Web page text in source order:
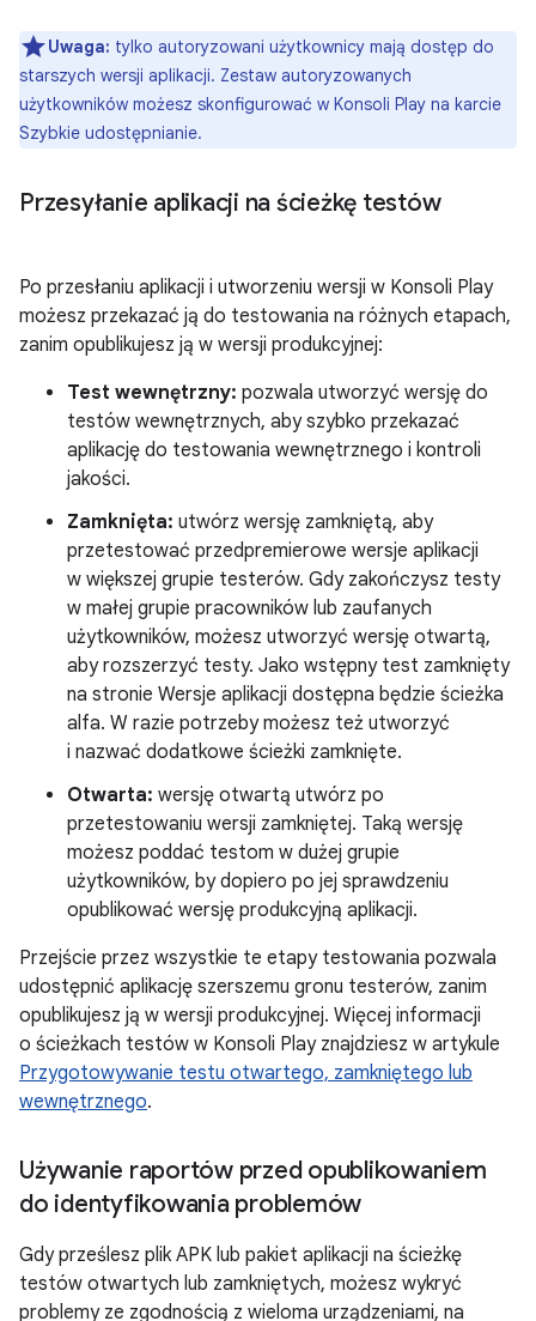
Uwaga: tylko autoryzowani użytkownicy mają dostęp do
starszych wersji aplikacji. Zestaw autoryzowanych
użytkowników możesz skonfigurować w Konsoli Play na karcie
Szybkie udostępnianie.
Przesyłanie aplikacji na ścieżkę testów
Po przesłaniu aplikacji i utworzeniu wersji w Konsoli Play
możesz przekazać ją do testowania na różnych etapach,
zanim opublikujesz ją w wersji produkcyjnej:
Test wewnętrzny: pozwala utworzyć wersję do
testów wewnętrznych, aby szybko przekazać
aplikację do testowania wewnętrznego i kontroli
jakości.
Zamknięta: utwórz wersję zamkniętą, aby
przetestować przedpremierowe wersje aplikacji
w większej grupie testerów. Gdy zakończysz testy
w małej grupie pracowników lub zaufanych
użytkowników, możesz utworzyć wersję otwartą,
aby rozszerzyć testy. Jako wstępny test zamknięty
na stronie Wersje aplikacji dostępna będzie ścieżka
alfa. W razie potrzeby możesz też utworzyć
i nazwać dodatkowe ścieżki zamknięte.
Otwarta: wersję otwartą utwórz po
przetestowaniu wersji zamkniętej. Taką wersję
możesz poddać testom w dużej grupie
użytkowników, by dopiero po jej sprawdzeniu
opublikować wersję produkcyjną aplikacji.
Przejście przez wszystkie te etapy testowania pozwala
udostępnić aplikację szerszemu gronu testerów, zanim
opublikujesz ją w wersji produkcyjnej. Więcej informacji
o ścieżkach testów w Konsoli Play znajdziesz w artykule
Przygotowywanie testu otwartego, zamkniętego lub
wewnętrznego.
Używanie raportów przed opublikowaniem
do identyfikowania problemów
Gdy prześlesz plik APK lub pakiet aplikacji na ścieżkę
testów otwartych lub zamkniętych, możesz wykryć
problemy ze zgodnością z wieloma urządzeniami, na